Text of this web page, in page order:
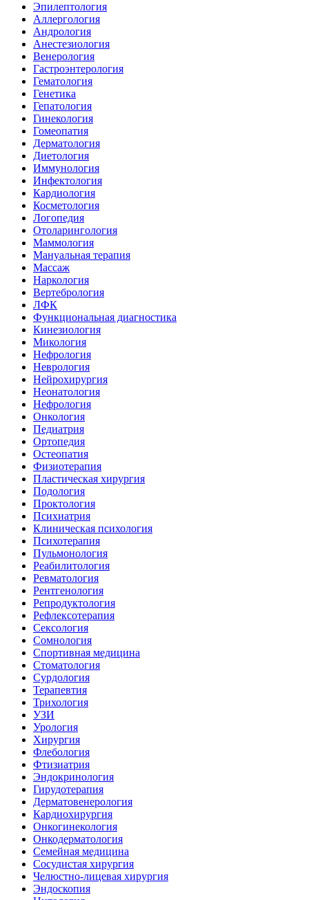
Эпилептология
Аллергология
Андрология
Анестезиология
Венерология
Гастроэнтерология
Гематология
Генетика
Гепатология
Гинекология
Гомеопатия
Дерматология
Диетология
Иммунология
Инфектология
Кардиология
Косметология
Логопедия
Отоларингология
Маммология
Мануальная терапия
Массаж
Наркология
Вертебрология
ЛФК
Функциональная диагностика
Кинезиология
Микология
Нефрология
Неврология
Нейрохирургия
Неонатология
Нефрология
Онкология
Педиатрия
Ортопедия
Остеопатия
Физиотерапия
Пластическая хирургия
Подология
Проктология
Психиатрия
Клиническая психология
Психотерапия
Пульмонология
Реабилитология
Ревматология
Рентгенология
Репродуктология
Рефлексотерапия
Сексология
Сомнология
Спортивная медицина
Стоматология
Сурдология
Терапевтия
Трихология
УЗИ
Урология
Хирургия
Флебология
Фтизиатрия
Эндокринология
Гирудотерапия
Дерматовенерология
Кардиохирургия
Онкогинекология
Онкодерматология
Семейная медицина
Сосудистая хирургия
Челюстно-лицевая хирургия
Эндоскопия